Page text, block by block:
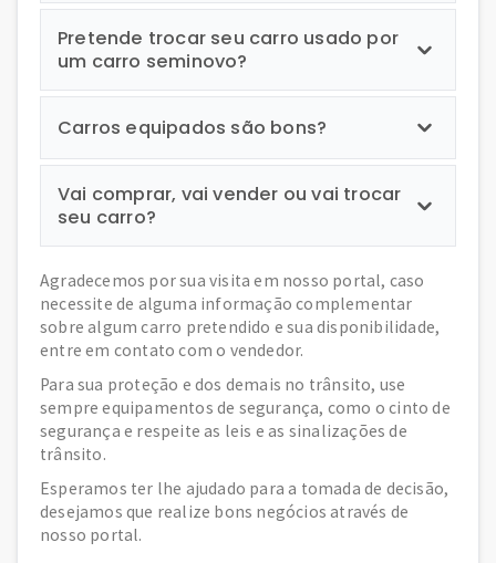
Pretende trocar seu carro usado por
um carro seminovo?
Carros equipados são bons?
Vai comprar, vai vender ou vai trocar
seu carro?
Agradecemos por sua visita em nosso portal, caso
necessite de alguma informação complementar
sobre algum carro pretendido e sua disponibilidade,
entre em contato com o vendedor.
Para sua proteção e dos demais no trânsito, use
sempre equipamentos de segurança, como o cinto de
segurança e respeite as leis e as sinalizações de
trânsito.
Esperamos ter lhe ajudado para a tomada de decisão,
desejamos que realize bons negócios através de
nosso portal.